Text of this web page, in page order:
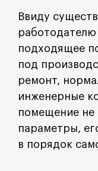
Ввиду
работодателю
подходящее
под
ремонт,
инженерные
помещение не
параметры,
в порядок